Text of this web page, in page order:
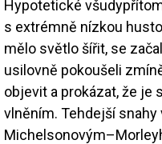
Hypotetické
s extrémně nízkou
mělo světlo šířit, se
usilovně pokoušeli
objevit a prokázat, že
vlněním. Tehdejší